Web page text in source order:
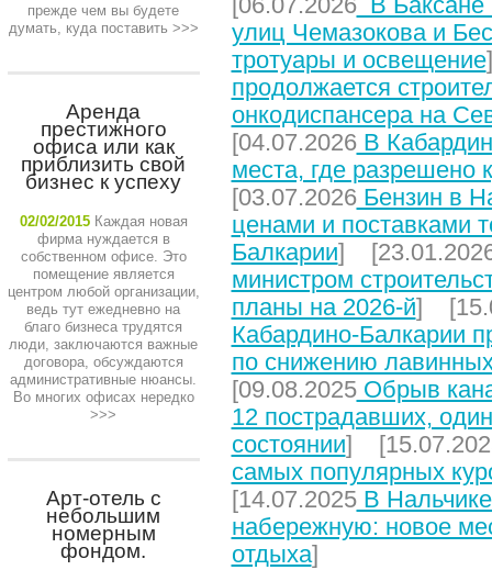
прежде чем вы будете
думать, куда поставить >>>
Аренда
престижного
офиса или как
приблизить свой
бизнес к успеху
02/02/2015 Каждая новая
фирма нуждается в
собственном офисе. Это
помещение является
центром любой организации,
ведь тут ежедневно на
благо бизнеса трудятся
люди, заключаются важные
договора, обсуждаются
административные нюансы.
Во многих офисах нередко
>>>
Арт-отель с
небольшим
номерным
фондом.
улиц Чемазокова и
тротуары и освещение
продолжается
онкодиспансера на
[04.07.2026В
места, где разрешено
[03.07.2026Бензин в
ценами и поставками
Балкарии]
министром
планы на 2026-й]
Кабардино-Балкарии
по снижению
[09.08.2025Обрыв
12 пострадавших,
состоянии]
самых популярных
[14.07.2025В
набережную: новое
отдыха]